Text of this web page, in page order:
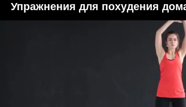
Упражнения для похудения